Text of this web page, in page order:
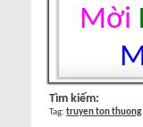
Mời
Tìm kiếm:
Tag: truyen ton thuong